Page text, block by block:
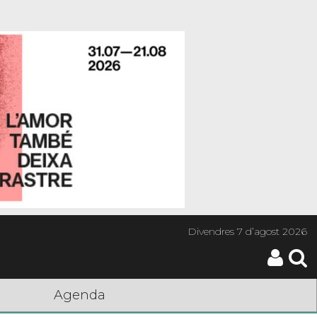
Divendres7 d’agost 2026
Agenda